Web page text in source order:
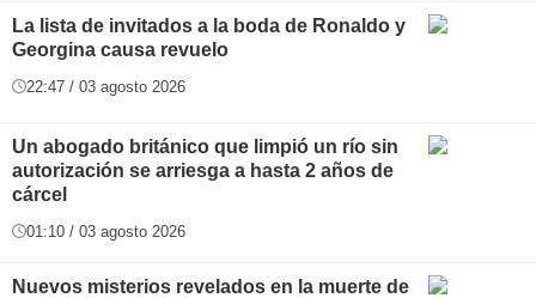
La lista de invitados a la boda de Ronaldo y
Georgina causa revuelo
22:47 / 03 agosto 2026
Un abogado británico que limpió un río sin
autorización se arriesga a hasta 2 años de
cárcel
01:10 / 03 agosto 2026
Nuevos misterios revelados en la muerte de